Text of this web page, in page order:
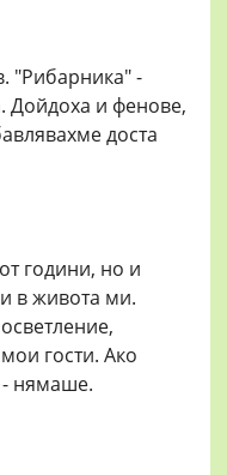
"Рибарника" -
Дойдоха и фенове,
доста
години, но и
в живота ми.
гости. Ако
- нямаше.